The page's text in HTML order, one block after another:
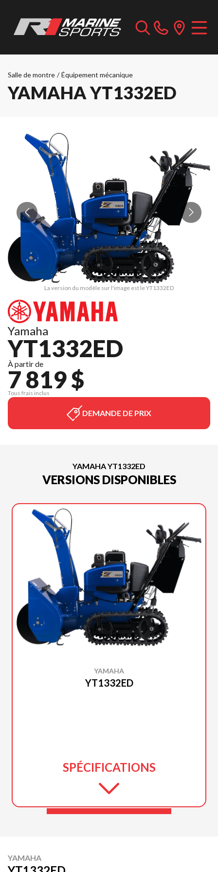
Salle de montre / Équipement mécanique
YAMAHA YT1332ED
La version du modèle sur l'image est le YT1332ED
Yamaha
YT1332ED
À partir de
7 819 $
Tous frais inclus
DEMANDE DE PRIX
YAMAHA YT1332ED
VERSIONS DISPONIBLES
YAMAHA
YT1332ED
SPÉCIFICATIONS
YAMAHA